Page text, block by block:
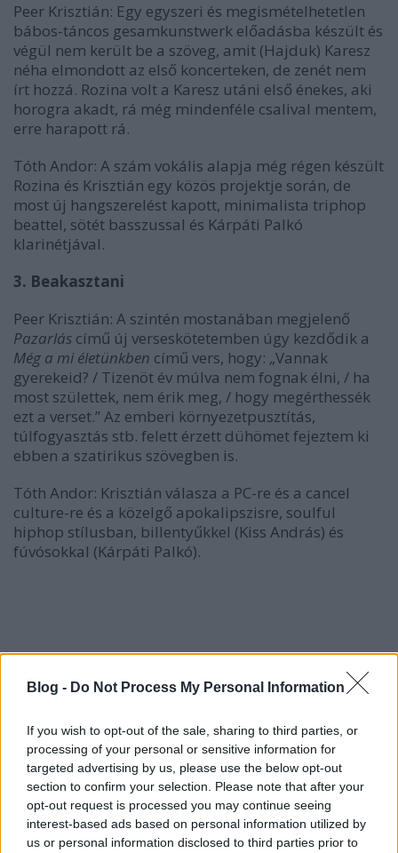
Blog - Do Not Process My Personal Information
If you wish to opt-out of the sale, sharing to third parties, or
processing of your personal or sensitive information for
targeted advertising by us, please use the below opt-out
section to confirm your selection. Please note that after your
opt-out request is processed you may continue seeing
interest-based ads based on personal information utilized by
us or personal information disclosed to third parties prior to
Peer Krisztián: Egy egyszeri és megismételhetetlen
bábos-táncos gesamkunstwerk előadásba készült és
végül nem került be a szöveg, amit (Hajduk) Karesz
néha elmondott az első koncerteken, de zenét nem
írt hozzá. Rozina volt a Karesz utáni első énekes, aki
horogra akadt, rá még mindenféle csalival mentem,
erre harapott rá.
Tóth Andor: A szám vokális alapja még régen készült
Rozina és Krisztián egy közös projektje során, de
most új hangszerelést kapott, minimalista triphop
beattel, sötét basszussal és Kárpáti Palkó
klarinétjával.
3. Beakasztani
Peer Krisztián: A szintén mostanában megjelenő
Pazarlás című új verseskötetemben úgy kezdődik a
Még a mi életünkben című vers, hogy: „Vannak
gyerekeid? / Tizenöt év múlva nem fognak élni, / ha
most születtek, nem érik meg, / hogy megérthessék
ezt a verset.” Az emberi környezetpusztítás,
túlfogyasztás stb. felett érzett dühömet fejeztem ki
ebben a szatirikus szövegben is.
Tóth Andor: Krisztián válasza a PC-re és a cancel
culture-re és a közelgő apokalipszisre, soulful
hiphop stílusban, billentyűkkel (Kiss András) és
fúvósokkal (Kárpáti Palkó).